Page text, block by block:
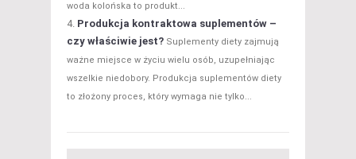
woda kolońska to produkt...
Produkcja kontraktowa suplementów –
czy właściwie jest? Suplementy diety zajmują
ważne miejsce w życiu wielu osób, uzupełniając
wszelkie niedobory. Produkcja suplementów diety
to złożony proces, który wymaga nie tylko...